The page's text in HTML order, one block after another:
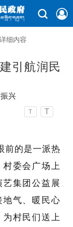
详细内容
引航润民
兴
T T
前的是一派热
委会广场上
集团公益展
气、暖民心
村民们送上